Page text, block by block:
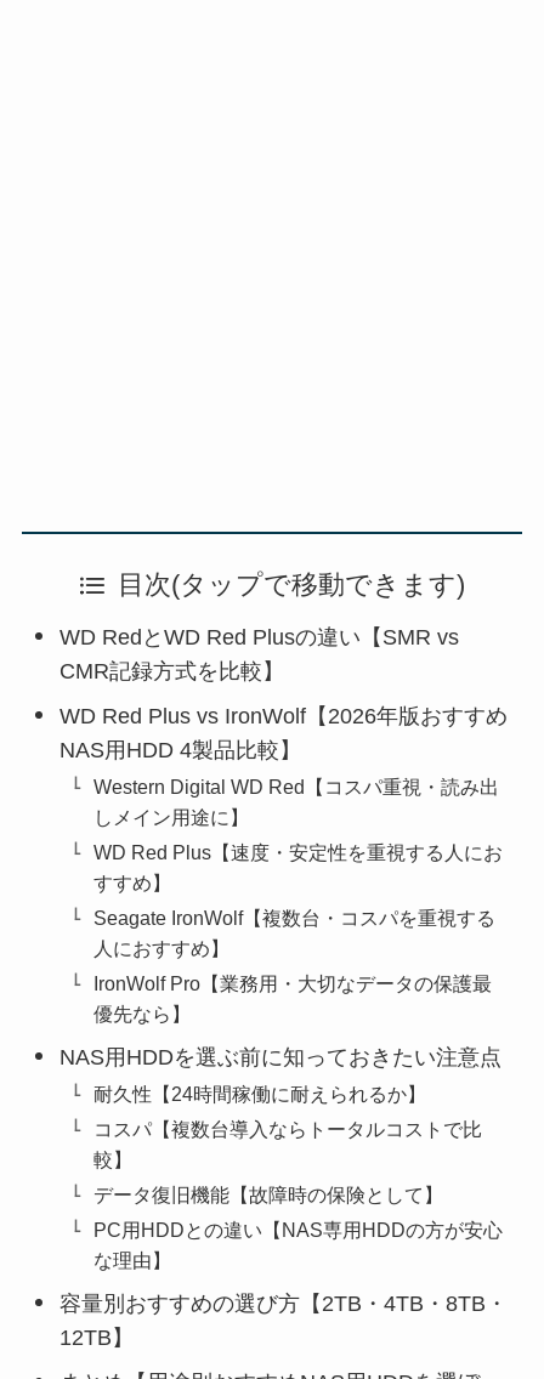
目次(タップで移動できます)
WD RedとWD Red Plusの違い【SMR vs
CMR記録方式を比較】
WD Red Plus vs IronWolf【2026年版おすすめ
NAS用HDD 4製品比較】
Western Digital WD Red【コスパ重視・読み出
しメイン用途に】
WD Red Plus【速度・安定性を重視する人にお
すすめ】
Seagate IronWolf【複数台・コスパを重視する
人におすすめ】
IronWolf Pro【業務用・大切なデータの保護最
優先なら】
NAS用HDDを選ぶ前に知っておきたい注意点
耐久性【24時間稼働に耐えられるか】
コスパ【複数台導入ならトータルコストで比
較】
データ復旧機能【故障時の保険として】
PC用HDDとの違い【NAS専用HDDの方が安心
な理由】
容量別おすすめの選び方【2TB・4TB・8TB・
12TB】